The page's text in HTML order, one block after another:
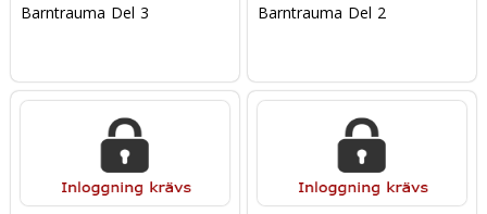
Barntrauma Del 3 Barntrauma Del 2